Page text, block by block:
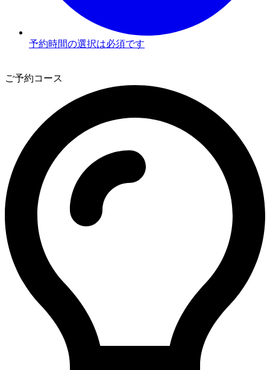
予約時間の選択は必須です
ご予約コース